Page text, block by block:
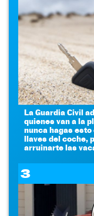
La Guardia Civil
quienes van a la
nunca hagas esto
llaves del coche,
arruinarte las
3